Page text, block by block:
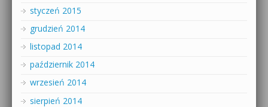
styczeń 2015
grudzień 2014
listopad 2014
październik 2014
wrzesień 2014
sierpień 2014